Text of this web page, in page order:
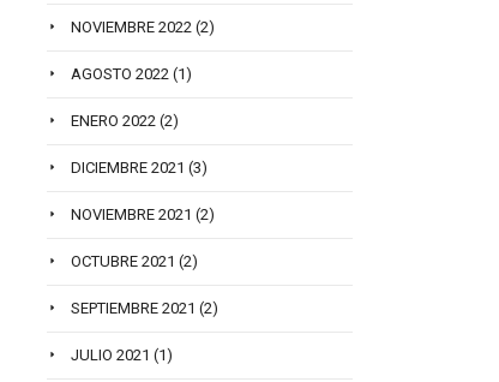
NOVIEMBRE 2022 (2)
AGOSTO 2022 (1)
ENERO 2022 (2)
DICIEMBRE 2021 (3)
NOVIEMBRE 2021 (2)
OCTUBRE 2021 (2)
SEPTIEMBRE 2021 (2)
JULIO 2021 (1)